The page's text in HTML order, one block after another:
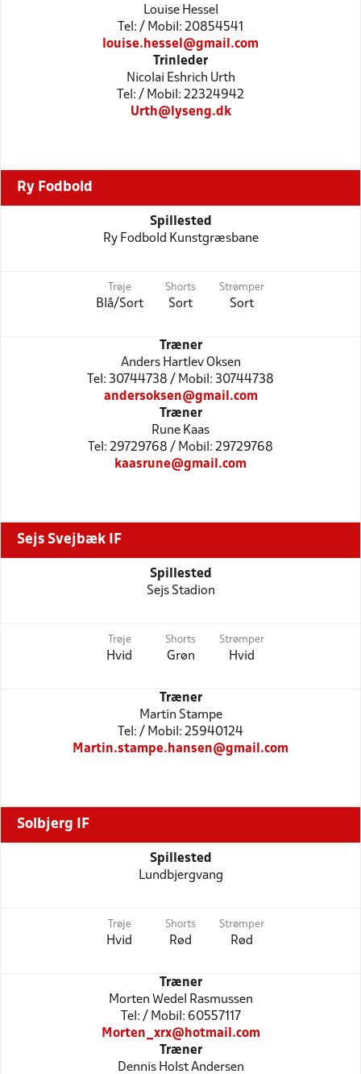
Louise Hessel
Tel: / Mobil: 20854541
louise.hessel@gmail.com
Trinleder
Nicolai Eshrich Urth
Tel: / Mobil: 22324942
Urth@lyseng.dk
Ry Fodbold
Spillested
Ry Fodbold Kunstgræsbane
Trøje
Blå/Sort
Shorts
Sort
Strømper
Sort
Træner
Anders Hartlev Oksen
Tel: 30744738 / Mobil: 30744738
andersoksen@gmail.com
Træner
Rune Kaas
Tel: 29729768 / Mobil: 29729768
kaasrune@gmail.com
Sejs Svejbæk IF
Spillested
Sejs Stadion
Trøje
Hvid
Shorts
Grøn
Strømper
Hvid
Træner
Martin Stampe
Tel: / Mobil: 25940124
Martin.stampe.hansen@gmail.com
Solbjerg IF
Spillested
Lundbjergvang
Trøje
Hvid
Shorts
Rød
Strømper
Rød
Træner
Morten Wedel Rasmussen
Tel: / Mobil: 60557117
Morten_xrx@hotmail.com
Træner
Dennis Holst Andersen